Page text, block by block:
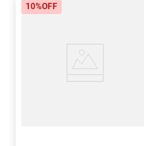
10%OFF